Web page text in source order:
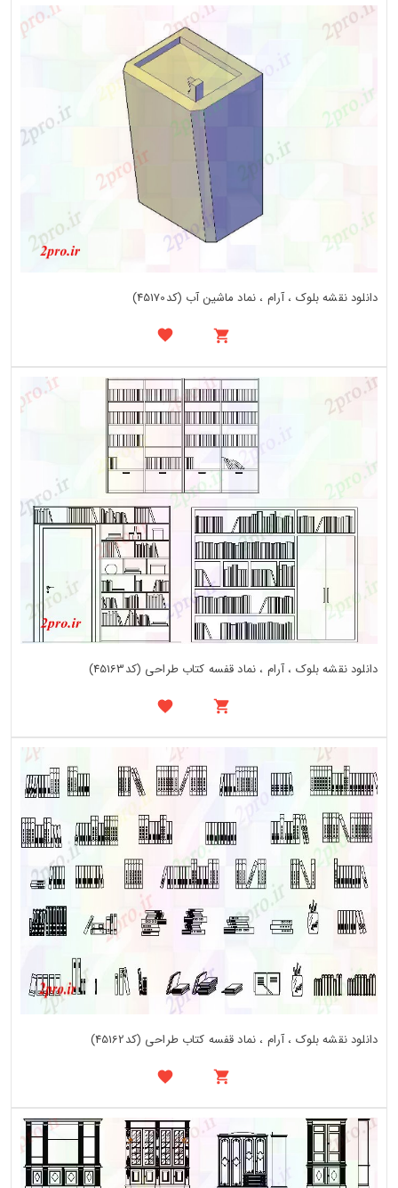
دانلود نقشه بلوک ، آرام ، نماد ماشین آب (کد45170)
دانلود نقشه بلوک ، آرام ، نماد قفسه کتاب طراحی (کد45163)
دانلود نقشه بلوک ، آرام ، نماد قفسه کتاب طراحی (کد45162)